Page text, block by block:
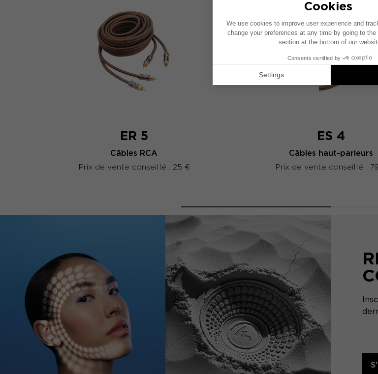
ER 5
Câbles RCA
Prix de vente conseillé : 25 €
ES 4
Câbles haut-parleurs
Prix de vente conseillé :